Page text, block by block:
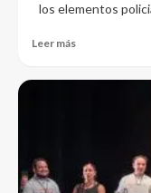
los elementos
Leer más